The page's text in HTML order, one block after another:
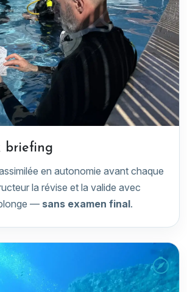
briefing
en autonomie avant chaque
la révise et la valide avec
— sans examen final.